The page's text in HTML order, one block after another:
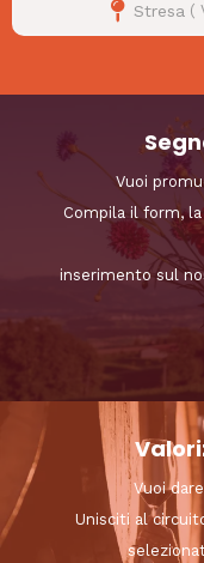
Stresa (
Vuoi
Compila il form,
inserimento sul
Vuoi
Unisciti al